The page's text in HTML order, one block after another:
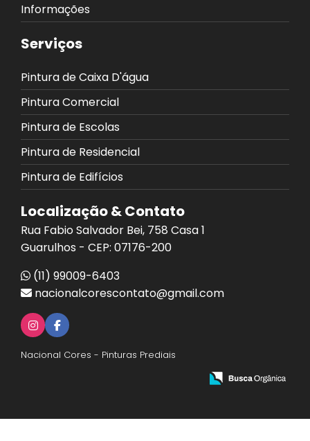
Informações
Serviços
Pintura de Caixa D'água
Pintura Comercial
Pintura de Escolas
Pintura de Residencial
Pintura de Edifícios
Localização & Contato
Rua Fabio Salvador Bei, 758 Casa 1
Guarulhos - CEP: 07176-200
(11) 99009-6403
nacionalcorescontato@gmail.com
Nacional Cores - Pinturas Prediais